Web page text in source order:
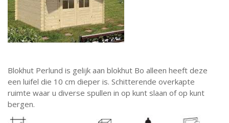
Blokhut Perlund is gelijk aan blokhut Bo alleen heeft deze
een luifel die 10 cm dieper is. Schitterende overkapte
ruimte waar u diverse spullen in op kunt slaan of op kunt
bergen.